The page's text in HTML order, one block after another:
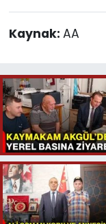
Kaynak: AA